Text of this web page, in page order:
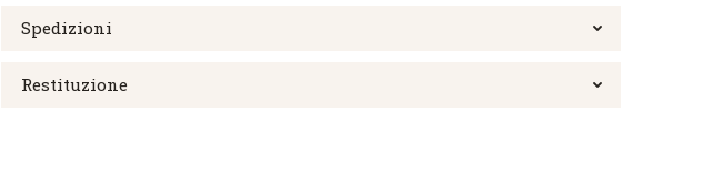
Spedizioni
Restituzione